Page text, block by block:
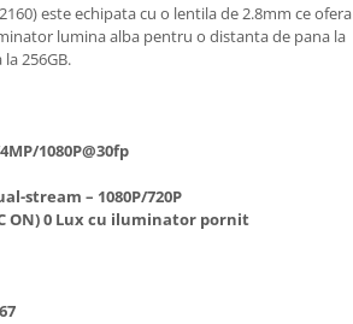
este echipata cu o lentila de 2.8mm ce ofera
lumina alba pentru o distanta de pana la
256GB.
1080P@30fp
stream – 1080P/720P
ON) 0 Lux cu iluminator pornit